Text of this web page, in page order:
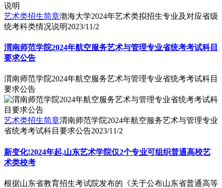
艺术类招生简章渤海大学2024年艺术类拟招生专业及对应省级
统考科类情况说明2023/11/2
渭南师范学院2024年航空服务艺术与管理专业省统考考试科目
要求公告
渭南师范学院2024年航空服务艺术与管理专业省统考考试科目
要求公告
艺术类招生简章渭南师范学院2024年航空服务艺术与管理专业
省统考考试科目要求公告2023/11/2
新变化!2024年起,山东艺术学院仅2个专业可组织普通高校艺
术类校考
根据山东省教育招生考试院发布的《关于公布山东省普通高等